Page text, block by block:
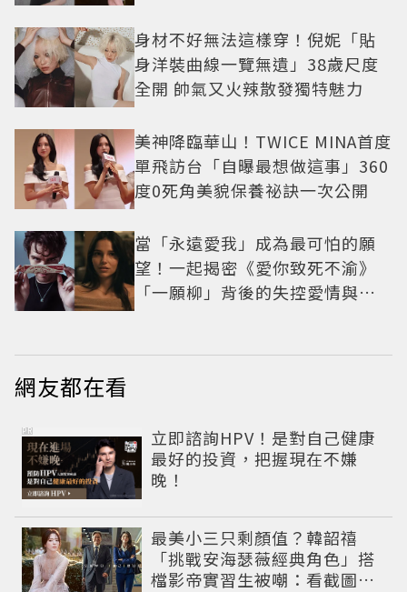
身材不好無法這樣穿！倪妮「貼
身洋裝曲線一覽無遺」38歲尺度
全開 帥氣又火辣散發獨特魅力
美神降臨華山！TWICE MINA首度
單飛訪台「自曝最想做這事」360
度0死角美貌保養祕訣一次公開
當「永遠愛我」成為最可怕的願
望！一起揭密《愛你致死不渝》
「一願柳」背後的失控愛情與爆
網友都在看
立即諮詢HPV！是對自己健康
最好的投資，把握現在不嫌
晚！
PR
最美小三只剩顏值？韓韶禧
「挑戰安海瑟薇經典角色」搭
檔影帝實習生被嘲：看截圖就